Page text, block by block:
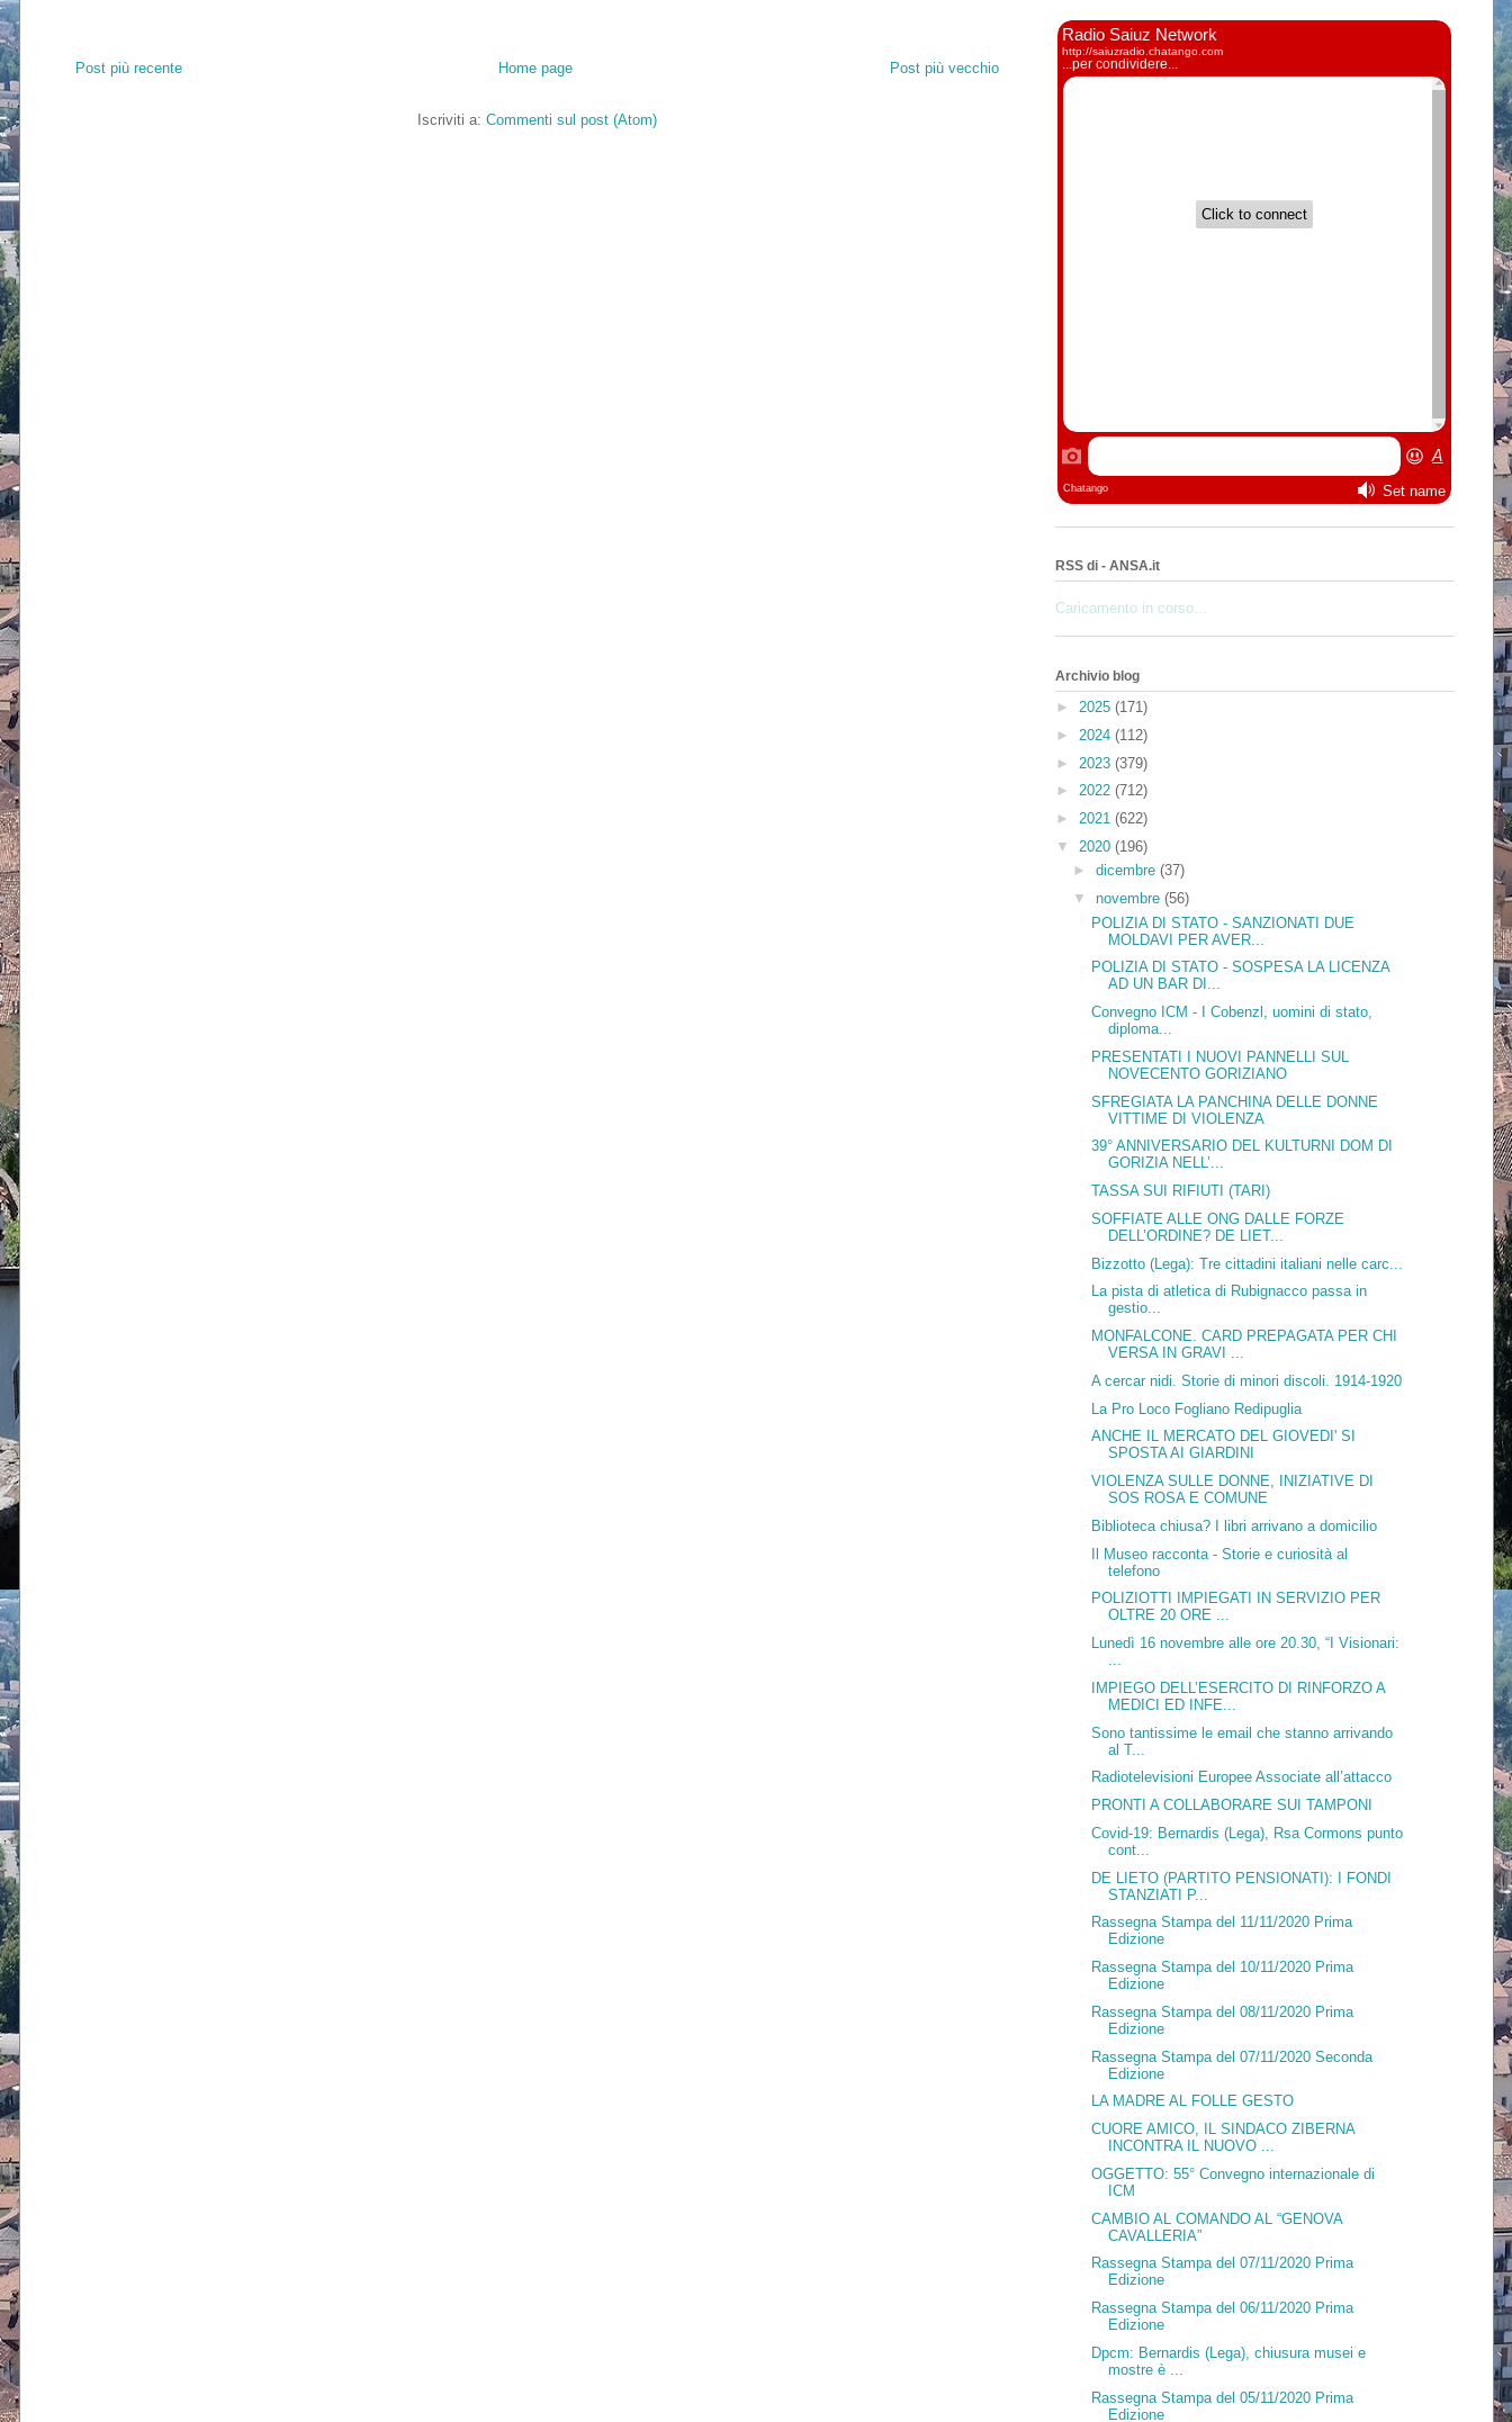
Post più recente Post più vecchio
Home page
Iscriviti a: Commenti sul post (Atom)
RSS di - ANSA.it
Caricamento in corso...
Archivio blog
► 2025 (171)
► 2024 (112)
► 2023 (379)
► 2022 (712)
► 2021 (622)
▼ 2020 (196)
►dicembre(37)
▼novembre(56)
POLIZIA DI STATO - SANZIONATI DUE
MOLDAVI PER AVER...
POLIZIA DI STATO - SOSPESA LA LICENZA
AD UN BAR DI...
Convegno ICM - I Cobenzl, uomini di stato,
diploma...
PRESENTATI I NUOVI PANNELLI SUL
NOVECENTO GORIZIANO
SFREGIATA LA PANCHINA DELLE DONNE
VITTIME DI VIOLENZA
39° ANNIVERSARIO DEL KULTURNI DOM DI
GORIZIA NELL’...
TASSA SUI RIFIUTI (TARI)
SOFFIATE ALLE ONG DALLE FORZE
DELL’ORDINE? DE LIET...
Bizzotto (Lega): Tre cittadini italiani nelle carc...
La pista di atletica di Rubignacco passa in
gestio...
MONFALCONE. CARD PREPAGATA PER CHI
VERSA IN GRAVI ...
A cercar nidi. Storie di minori discoli. 1914-1920
La Pro Loco Fogliano Redipuglia
ANCHE IL MERCATO DEL GIOVEDI' SI
SPOSTA AI GIARDINI
VIOLENZA SULLE DONNE, INIZIATIVE DI
SOS ROSA E COMUNE
Biblioteca chiusa? I libri arrivano a domicilio
Il Museo racconta - Storie e curiosità al
telefono
POLIZIOTTI IMPIEGATI IN SERVIZIO PER
OLTRE 20 ORE ...
Lunedì 16 novembre alle ore 20.30, “I Visionari:
...
IMPIEGO DELL’ESERCITO DI RINFORZO A
MEDICI ED INFE...
Sono tantissime le email che stanno arrivando
al T...
Radiotelevisioni Europee Associate all’attacco
PRONTI A COLLABORARE SUI TAMPONI
Covid-19: Bernardis (Lega), Rsa Cormons punto
cont...
DE LIETO (PARTITO PENSIONATI): I FONDI
STANZIATI P...
Rassegna Stampa del 11/11/2020 Prima
Edizione
Rassegna Stampa del 10/11/2020 Prima
Edizione
Rassegna Stampa del 08/11/2020 Prima
Edizione
Rassegna Stampa del 07/11/2020 Seconda
Edizione
LA MADRE AL FOLLE GESTO
CUORE AMICO, IL SINDACO ZIBERNA
INCONTRA IL NUOVO ...
OGGETTO: 55° Convegno internazionale di
ICM
CAMBIO AL COMANDO AL “GENOVA
CAVALLERIA”
Rassegna Stampa del 07/11/2020 Prima
Edizione
Rassegna Stampa del 06/11/2020 Prima
Edizione
Dpcm: Bernardis (Lega), chiusura musei e
mostre è ...
Rassegna Stampa del 05/11/2020 Prima
Edizione